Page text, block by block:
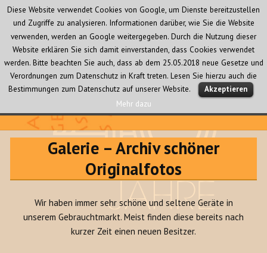
Audio Creativ
MENÜ
UND
Galerie – Archiv schöner
Originalfotos
Wir haben immer sehr schöne und seltene Geräte in
unserem Gebrauchtmarkt. Meist finden diese bereits nach
kurzer Zeit einen neuen Besitzer.
Diese Website verwendet Cookies von Google, um Dienste bereitzustellen
und Zugriffe zu analysieren. Informationen darüber, wie Sie die Website
verwenden, werden an Google weitergegeben. Durch die Nutzung dieser
Website erklären Sie sich damit einverstanden, dass Cookies verwendet
werden. Bitte beachten Sie auch, dass ab dem 25.05.2018 neue Gesetze und
Verordnungen zum Datenschutz in Kraft treten. Lesen Sie hierzu auch die
Bestimmungen zum Datenschutz auf unserer Website.
Akzeptieren
Mehr dazu